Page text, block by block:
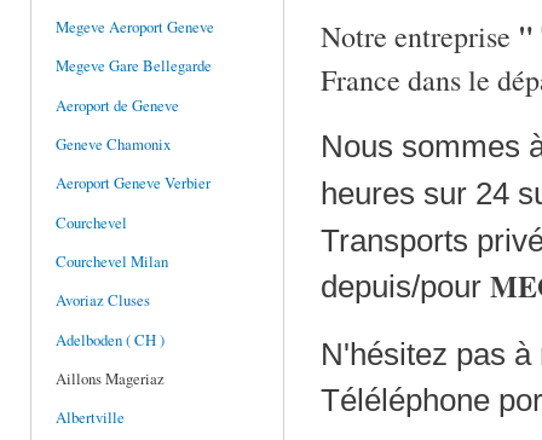
Megeve Aeroport Geneve
Megeve Gare Bellegarde
Aeroport de Geneve
Geneve Chamonix
Aeroport Geneve Verbier
Courchevel
Courchevel Milan
Avoriaz Cluses
Adelboden ( CH )
Aillons Mageriaz
Albertville
Notre entreprise "
France dans le
Nous sommes
heures sur 24
Transports
depuis/pour
N'hésitez pas
Téléléphone